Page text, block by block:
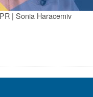
| Sonia Haracemiv